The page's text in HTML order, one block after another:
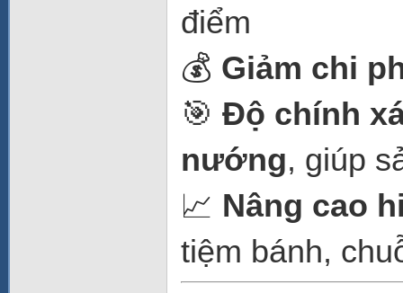
điểm
💰 Giảm chi
🎯 Độ chính
nướng, giúp
📈 Nâng cao
tiệm bánh,